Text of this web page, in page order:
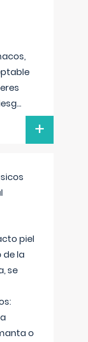
...
+
piel
de la
se
o